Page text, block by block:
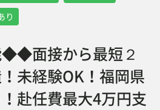
り
面接から最短２
未経験OK！福岡県
赴任費最大4万円支